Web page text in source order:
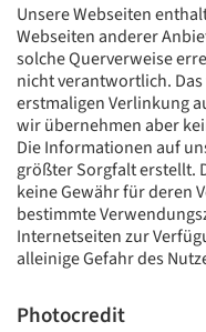
Unsere Webseiten
Webseiten anderer
solche Querverweise
nicht verantwortlich.
erstmaligen Verlinkung
wir übernehmen aber
Die Informationen auf
größter Sorgfalt erstellt.
keine Gewähr für deren
bestimmte
Internetseiten zur
alleinige Gefahr des
Photocredit